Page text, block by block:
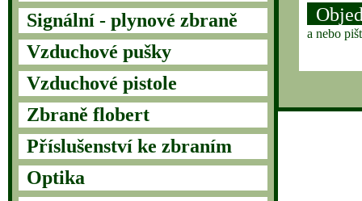
Signální - plynové zbraně
Vzduchové pušky
Vzduchové pistole
Zbraně flobert
Příslušenství ke zbraním
Optika
a nebo